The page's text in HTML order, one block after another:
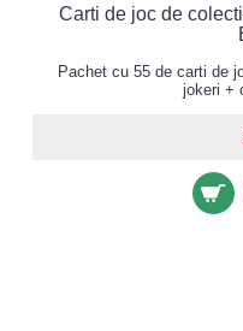
Carti de joc de
Pachet cu 55 de carti de
jokeri +